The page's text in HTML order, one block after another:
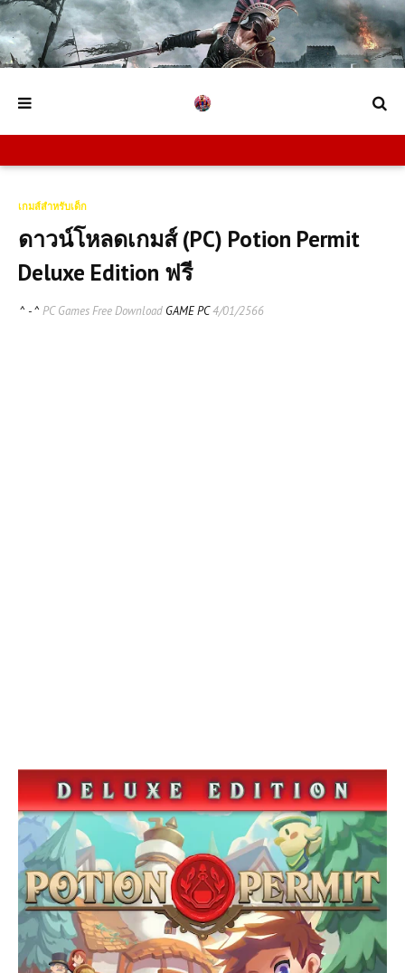
เกมส์สำหรับเด็ก
ดาวน์โหลดเกมส์ (PC) Potion Permit
Deluxe Edition ฟรี
^ - ^ PC Games Free Download GAME PC4/01/2566